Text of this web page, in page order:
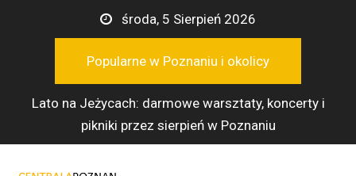
Przejdź
treści
środa, 5 Sierpień 2026
Popularne w Poznaniu i okolicy
Lato na Jeżycach: darmowe warsztaty, koncerty i
pikniki przez sierpień w Poznaniu